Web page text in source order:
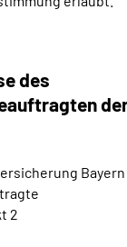
des
Bayern
2